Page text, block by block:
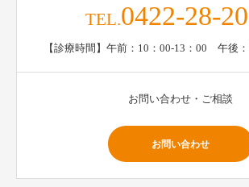
TEL.0422-28-
【診療時間】午前：10：00-13：00 午後
お問い合わせ・ご相談
お問い合わせ